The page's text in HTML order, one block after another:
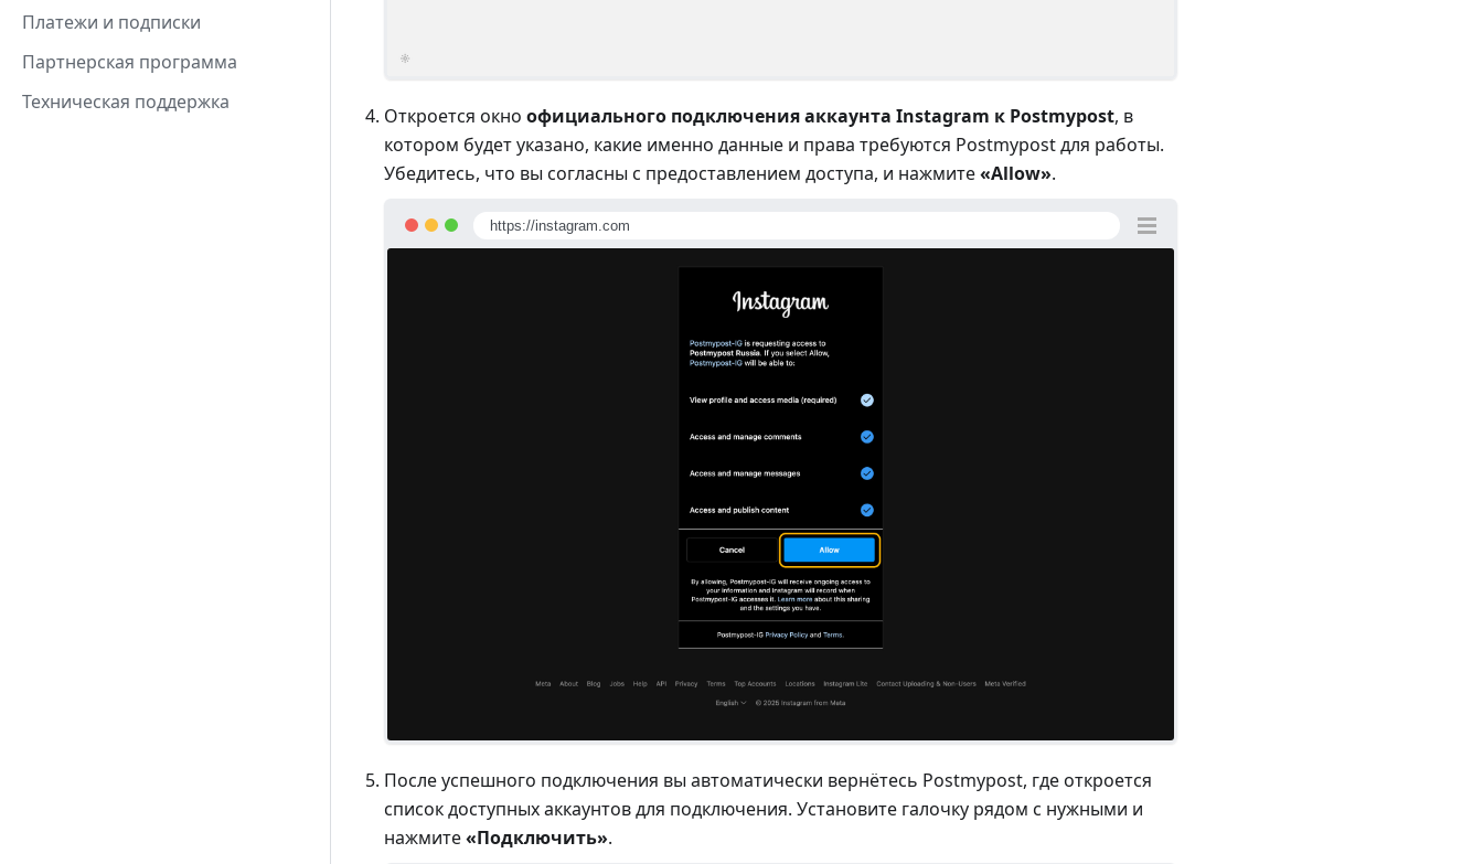
Платежи и подписки
Партнерская программа
Техническая поддержка
Откроется окно официального подключения аккаунта Instagram к Postmypost, в
котором будет указано, какие именно данные и права требуются Postmypost для работы.
Убедитесь, что вы согласны с предоставлением доступа, и нажмите«Allow».
https://instagram.com
После успешного подключения вы автоматически вернётесь Postmypost, где откроется
список доступных аккаунтов для подключения. Установите галочку рядом с нужными и
нажмите«Подключить».